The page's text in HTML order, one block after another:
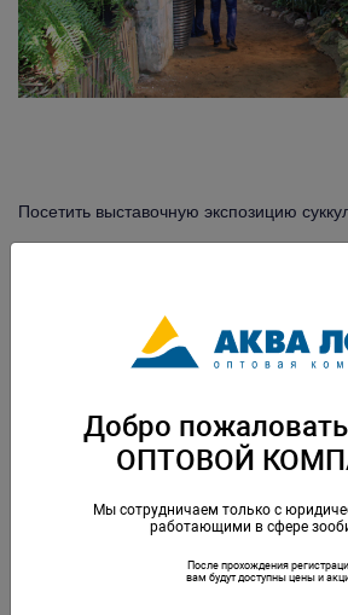
Посетить выставочную экспозицию
Добро
ОПТОВОЙ
Мы сотрудничаем только с
работающими в сфере
После прохождения
вам будут доступны цены и